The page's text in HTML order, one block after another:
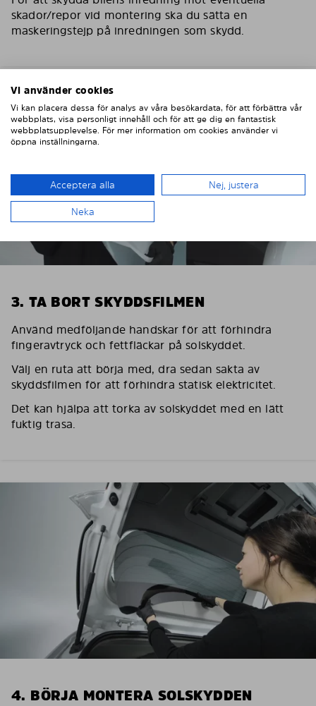
skador/repor vid montering ska du sätta en
maskeringstejp på inredningen som skydd.
3. TA BORT SKYDDSFILMEN
Använd medföljande handskar för att förhindra
fingeravtryck och fettfläckar på solskyddet.
Välj en ruta att börja med, dra sedan sakta av
skyddsfilmen för att förhindra statisk elektricitet.
Det kan hjälpa att torka av solskyddet med en lätt
fuktig trasa.
4. BÖRJA MONTERA SOLSKYDDEN
Vi använder cookies
Vi kan placera dessa för analys av våra besökardata, för att förbättra vår
webbplats, visa personligt innehåll och för att ge dig en fantastisk
webbplatsupplevelse. För mer information om cookies använder vi
öppna inställningarna.
Acceptera alla Nej, justera
Neka